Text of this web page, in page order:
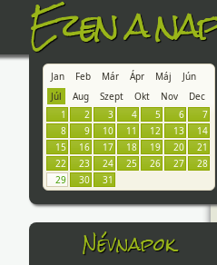
Ezen a
Jan Feb Már Ápr Máj
Jún
Júl
Aug Szept Okt Nov
Dec
1
2 3 4 5 6
7
8
9 10 11 12 13
14
15
16 17 18 19 20
21
22
23 24 25 26 27
28
29
30 31
Névnapok